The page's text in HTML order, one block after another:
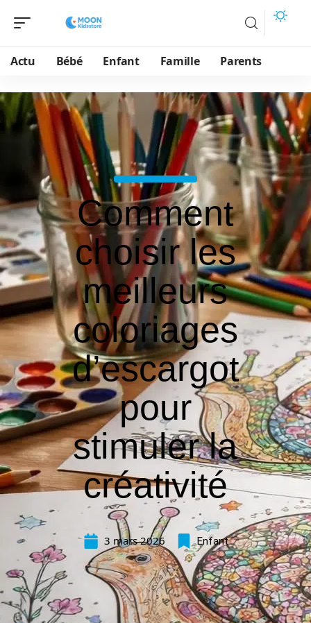
Actu Bébé Enfant Famille Parents
Comment
choisir les
meilleurs
coloriages
d’escargot
pour
stimuler la
créativité
3 mars 2026 Enfant